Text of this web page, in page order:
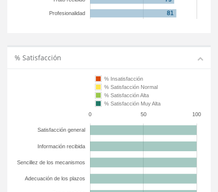
Profesionalidad
% Satisfacción
0 50 100
Satisfacción general
Información recibida
Sencillez de los mecanismos
Adecuación de los plazos
% Insatisfacción
% Satisfacción Normal
% Satisfacción Alta
% Satisfacción Muy Alta